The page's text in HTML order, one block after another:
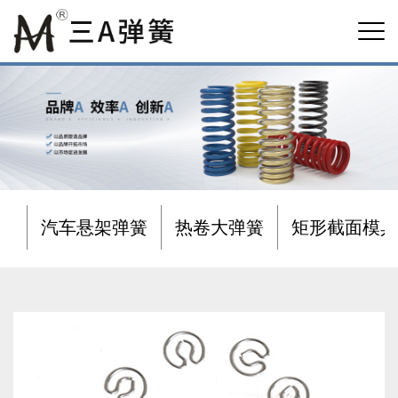
汽车悬架弹簧 热卷大弹簧 矩形截面模